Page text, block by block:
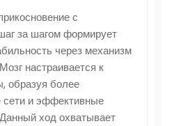
с
за шагом формирует
через механизм
настраивается к
образуя более
и эффективные
ход охватывает